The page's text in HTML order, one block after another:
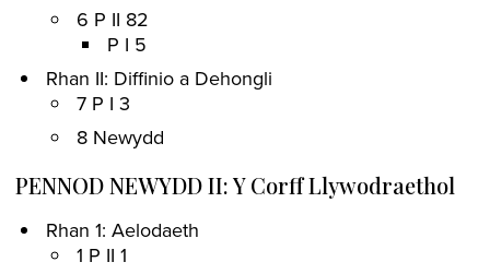
6 P II 82
P I 5
Rhan II: Diffinio a Dehongli
7 P I 3
8 Newydd
PENNOD NEWYDD II: Y Corff Llywodraethol
Rhan 1: Aelodaeth
1 P II 1